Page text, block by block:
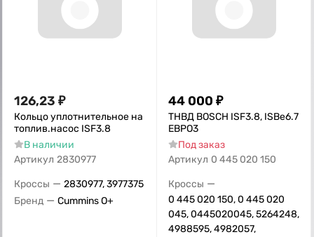
126,23 ₽
Кольцо уплотнительное на
топлив.насос ISF3.8
В наличии
Артикул 2830977
Кроссы — 2830977, 3977375
Бренд — Cummins O+
44 000 ₽
ТНВД BOSCH ISF3.8, ISBe6.7
ЕВРО3
Под заказ
Артикул 0 445 020 150
Кроссы —
0 445 020 150, 0 445 020
045, 0445020045, 5264248,
4988595, 4982057,